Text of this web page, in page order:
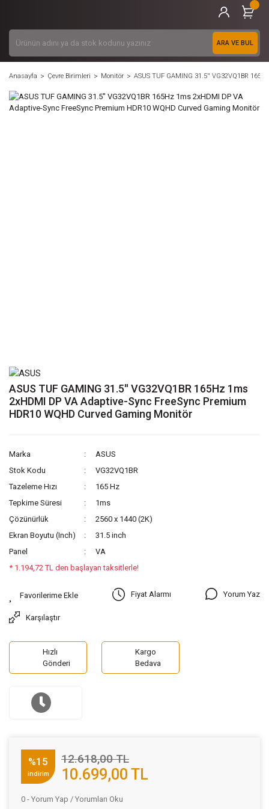
ARA VE BUL
Anasayfa Çevre Birimleri Monitör ASUS TUF GAMING 31.5'' VG32VQ1BR
ASUS TUF GAMING 31.5'' VG32VQ1BR 165Hz 1ms
2xHDMI DP VA Adaptive-Sync FreeSync Premium
HDR10 WQHD Curved Gaming Monitör
Marka
ASUS
Stok Kodu
VG32VQ1BR
Tazeleme Hızı
165 Hz
Tepkime Süresi
1ms
Çözünürlük
2560 x 1440 (2K)
Ekran Boyutu (Inch)
31.5 inch
Panel
VA
* 1.194,72 TL den başlayan taksitlerle!
Fiyat Alarmı Yorum Yaz
Karşılaştır
Hızlı
Gönderi
Kargo
Bedava
%15
indirim 10.699,00 TL
12.618,00 TL
0 - Yorum Yap / Yorumları Oku